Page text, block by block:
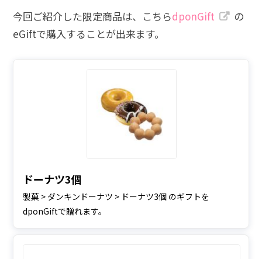
今回ご紹介した限定商品は、こちらdponGift
の
eGiftで購入することが出来ます。
ドーナツ3個
製菓 > ダンキンドーナツ > ドーナツ3個 のギフトを
dponGiftで贈れます。